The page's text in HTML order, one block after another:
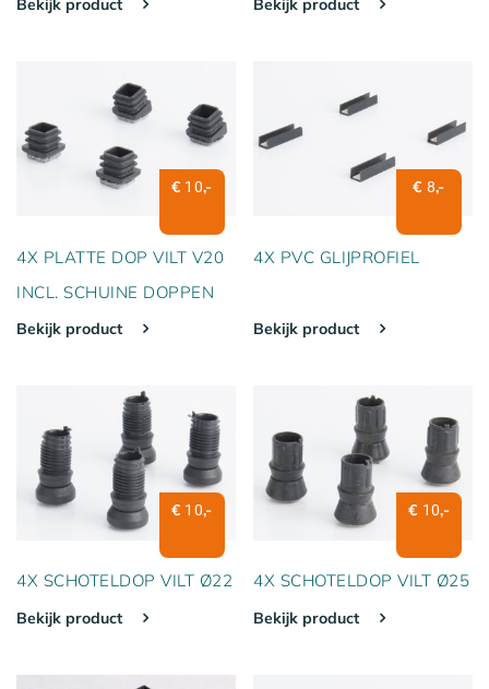
Bekijk product Bekijk product
€ 10,-
4X PLATTE DOP VILT V20
INCL. SCHUINE DOPPEN
Bekijk product
€ 8,-
4X PVC GLIJPROFIEL
Bekijk product
€ 10,-
4X SCHOTELDOP VILT Ø22
Bekijk product
€ 10,-
4X SCHOTELDOP VILT Ø25
Bekijk product